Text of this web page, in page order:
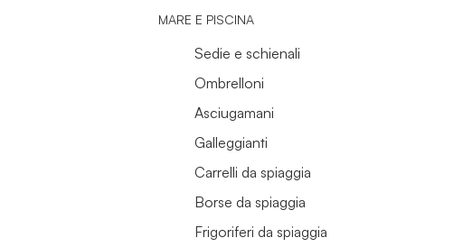
MARE E PISCINA
Sedie e schienali
Ombrelloni
Asciugamani
Galleggianti
Carrelli da spiaggia
Borse da spiaggia
Frigoriferi da spiaggia